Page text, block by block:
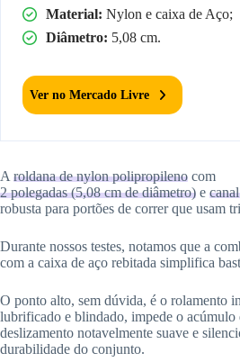
Material: Nylon e caixa de Aço;
Diâmetro: 5,08 cm.
Ver no Mercado Livre
A roldana de nylon polipropileno com
2 polegadas (5,08 cm de diâmetro) e
robusta para portões de correr que usam
Durante nossos testes, notamos que a
com a caixa de aço rebitada simplifica
O ponto alto, sem dúvida, é o rolamento
lubrificado e blindado, impede o acúmulo
deslizamento notavelmente suave e
durabilidade do conjunto.